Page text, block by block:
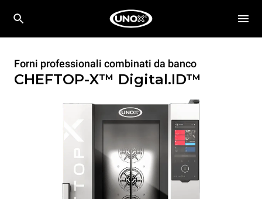
Forni professionali combinati da banco
CHEFTOP-X™ Digital.ID™